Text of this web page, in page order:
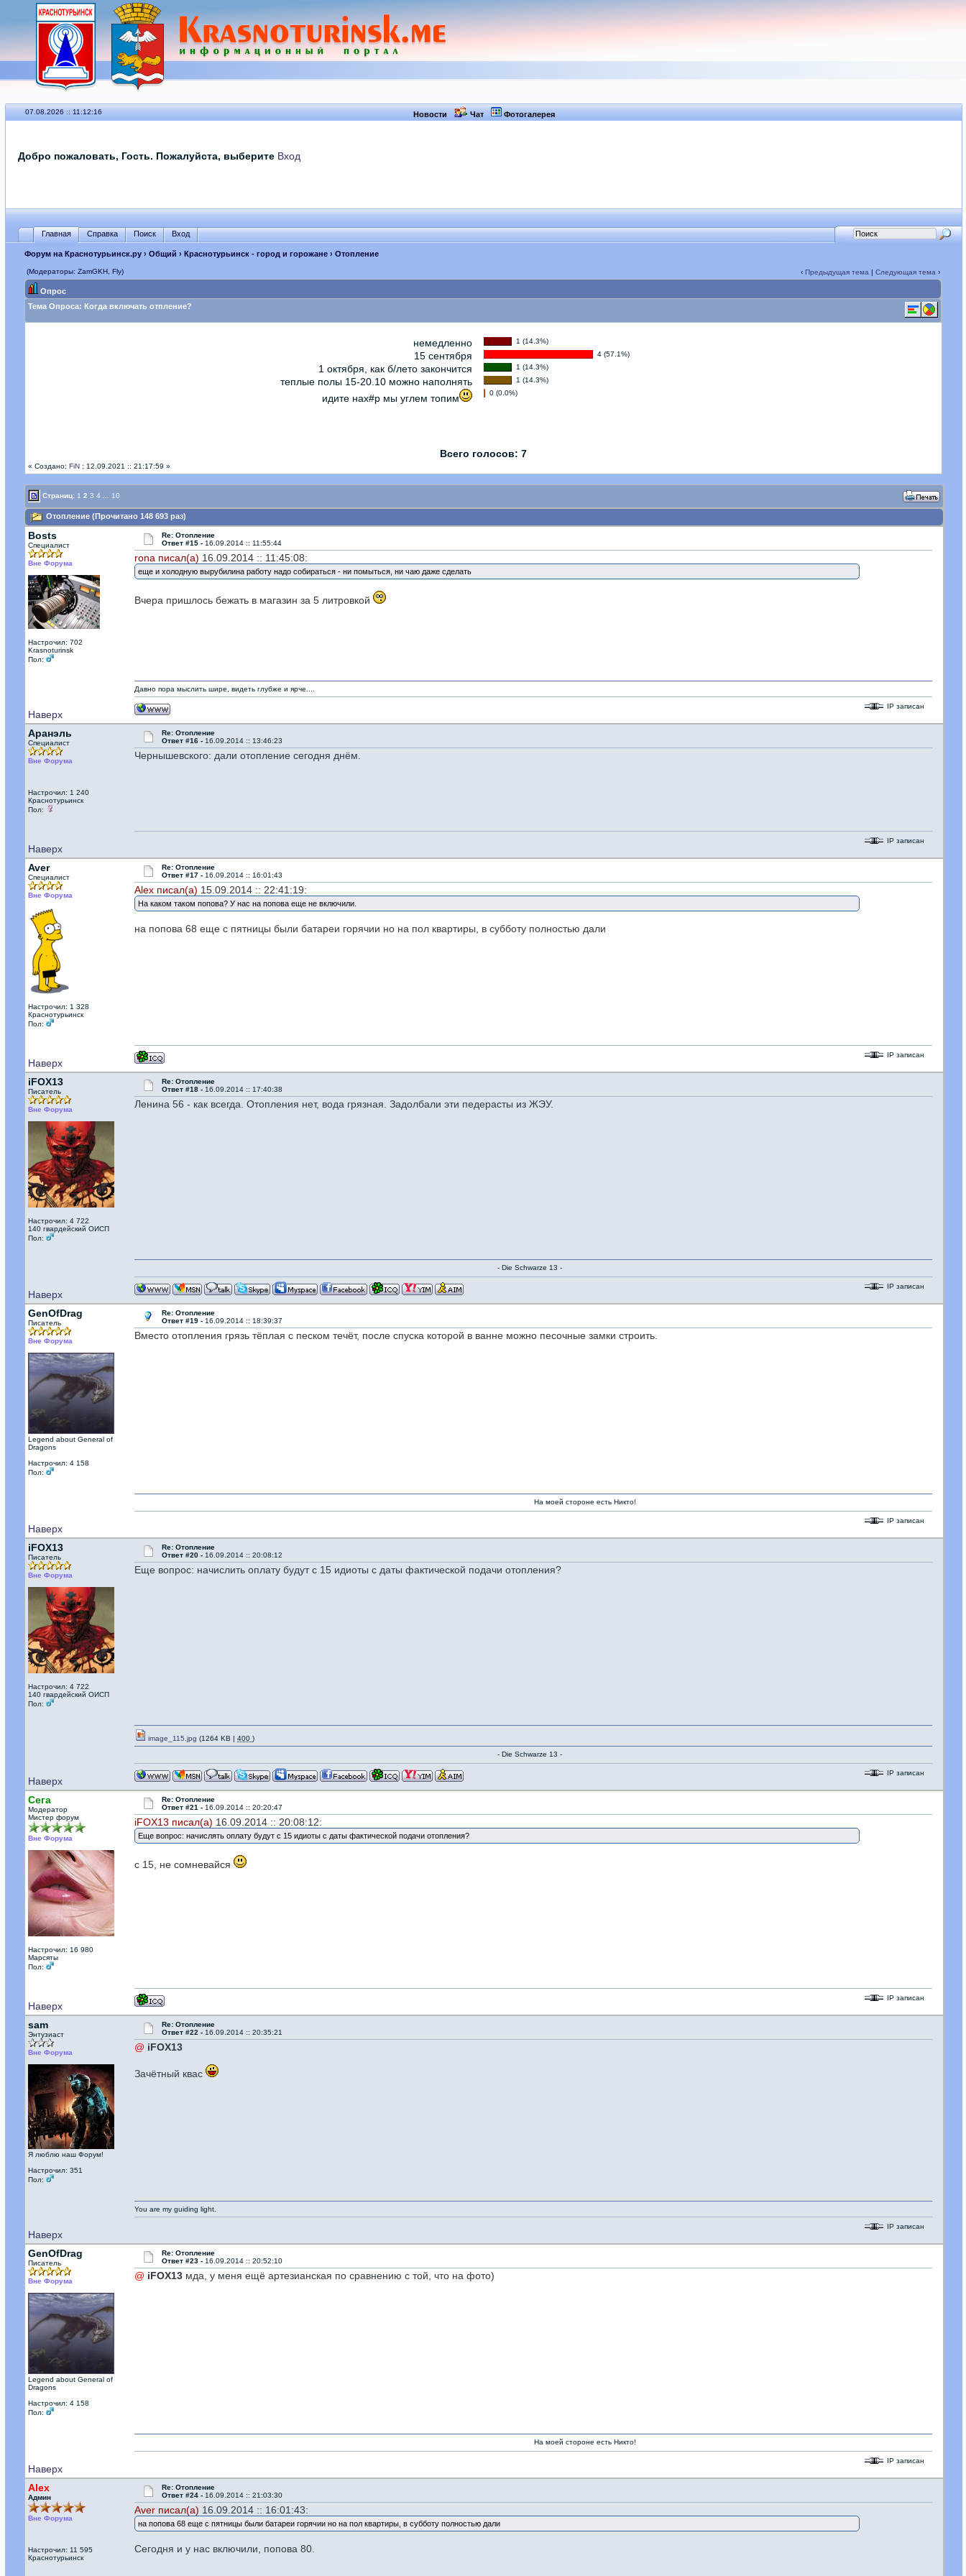
07.08.2026 :: 11:12:16 Новости Чат Фотогалерея
Добро пожаловать, Гость. Пожалуйста, выберите Вход
Главная Справка Поиск Вход
Форум на Краснотурьинск.ру› Общий › Краснотурьинск - город и горожане› Отопление
(Модераторы: ZamGKH, Fly) ‹Предыдущая тема |Следующая тема ›
Опрос
Тема Опроса: Когда включать отпление?
немедленно 1 (14.3%)
15 сентября 4 (57.1%)
1 октября, как б/лето закончится 1 (14.3%)
теплые полы 15-20.10 можно наполнять 1 (14.3%)
идите нах#р мы углем топим 0 (0.0%)
Всего голосов: 7
« Создано:FiN : 12.09.2021 :: 21:17:59 »
Страниц: 1 2 3 4 10
Отопление (Прочитано 148 693 раз)
Bosts
Специалист
Вне Форума
Настрочил: 702
Krasnoturinsk
Пол:
Re: Отопление
Ответ #15 - 16.09.2014 :: 11:55:44
rona писал(а) 16.09.2014 :: 11:45:08:
еще и холодную вырубилина работу надо собираться - ни помыться, ни чаю даже сделать
Вчера пришлось бежать в магазин за 5 литровкой
Наверх
Давно пора мыслить шире, видеть глубже и ярче....
IP записан
Аранэль
Специалист
Вне Форума
Настрочил: 1 240
Краснотурьинск
Пол:
Re: Отопление
Ответ #16 - 16.09.2014 :: 13:46:23
Чернышевского: дали отопление сегодня днём.
Наверх
IP записан
Aver
Специалист
Вне Форума
Настрочил: 1 328
Краснотурьинск
Пол:
Re: Отопление
Ответ #17 - 16.09.2014 :: 16:01:43
Alex писал(а) 15.09.2014 :: 22:41:19:
На каком таком попова? У нас на попова еще не включили.
на попова 68 еще с пятницы были батареи горячии но на пол квартиры, в субботу полностью дали
Наверх
IP записан
iFOX13
Писатель
Вне Форума
Настрочил: 4 722
140 гвардейский ОИСП
Пол:
Re: Отопление
Ответ #18 - 16.09.2014 :: 17:40:38
Ленина 56 - как всегда. Отопления нет, вода грязная. Задолбали эти педерасты из ЖЭУ.
Наверх
- Die Schwarze 13 -
IP записан
GenOfDrag
Писатель
Вне Форума
Legend about General of
Dragons
Настрочил: 4 158
Пол:
Re: Отопление
Ответ #19 - 16.09.2014 :: 18:39:37
Вместо отопления грязь тёплая с песком течёт, после спуска которой в ванне можно песочные замки строить.
Наверх
На моей стороне есть Никто!
IP записан
iFOX13
Писатель
Вне Форума
Настрочил: 4 722
140 гвардейский ОИСП
Пол:
Re: Отопление
Ответ #20 - 16.09.2014 :: 20:08:12
Еще вопрос: начислить оплату будут с 15 идиоты с даты фактической подачи отопления?
Наверх
image_115.jpg (1264 KB |400)
- Die Schwarze 13 -
IP записан
Сега
Модератор
Мистер форум
Вне Форума
Настрочил: 16 980
Марсяты
Пол:
Re: Отопление
Ответ #21 - 16.09.2014 :: 20:20:47
iFOX13 писал(а) 16.09.2014 :: 20:08:12:
Еще вопрос: начислять оплату будут с 15 идиоты с даты фактической подачи отопления?
с 15, не сомневайся
Наверх
IP записан
sam
Энтузиаст
Вне Форума
Я люблю наш Форум!
Настрочил: 351
Пол:
Re: Отопление
Ответ #22 - 16.09.2014 :: 20:35:21
@ iFOX13
Зачётный квас
Наверх
You are my guiding light.
IP записан
GenOfDrag
Писатель
Вне Форума
Legend about General of
Dragons
Настрочил: 4 158
Пол:
Re: Отопление
Ответ #23 - 16.09.2014 :: 20:52:10
@ iFOX13 мда, у меня ещё артезианская по сравнению с той, что на фото)
Наверх
На моей стороне есть Никто!
IP записан
Alex
Админ
Вне Форума
Настрочил: 11 595
Краснотурьинск
Re: Отопление
Ответ #24 - 16.09.2014 :: 21:03:30
Aver писал(а) 16.09.2014 :: 16:01:43:
на попова 68 еще с пятницы были батареи горячии но на пол квартиры, в субботу полностью дали
Сегодня и у нас включили, попова 80.